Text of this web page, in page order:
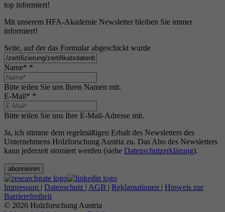
top informiert!
Mit unserem HFA-Akademie Newsletter bleiben Sie immer
informiert!
Seite, auf der das Formular abgeschickt wurde
Name* *
Bitte teilen Sie uns Ihren Namen mit.
E-Mail* *
Bitte teilen Sie uns Ihre E-Mail-Adresse mit.
Ja, ich stimme dem regelmäßigen Erhalt des Newsletters des
Unternehmens Holzforschung Austria zu. Das Abo des Newsletters
kann jederzeit storniert werden (siehe Datenschutzerklärung).
abonnieren
Impressum | Datenschutz | AGB | Reklamationen | Hinweis zur
Barrierefreiheit
© 2026 Holzforschung Austria